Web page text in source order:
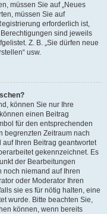
müssen Sie auf „Neues
müssen Sie auf
erforderlich ist,
sind jeweils
Z. B. „Sie dürfen neue
usw.
können Sie nur Ihre
einen Beitrag
für den entsprechenden
begrenzten Zeitraum nach
Ihren Beitrag geantwortet
gekennzeichnet. Es
der Bearbeitungen
noch niemand auf Ihren
oder Moderator Ihren
sie es für nötig halten, eine
wurde. Bitte beachten Sie,
können, wenn bereits